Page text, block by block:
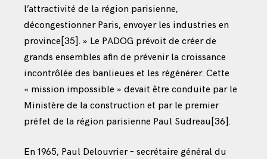
l’attractivité de la région parisienne,
décongestionner Paris, envoyer les industries en
province [35] . » Le PADOG prévoit de créer de
grands ensembles afin de prévenir la croissance
incontrôlée des banlieues et les régénérer. Cette
« mission impossible » devait être conduite par le
Ministère de la construction et par le premier
préfet de la région parisienne Paul Sudreau [36] .
En 1965, Paul Delouvrier – secrétaire général du